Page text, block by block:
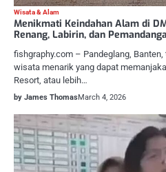
Wisata & Alam
Menikmati Keindahan Alam di
Renang, Labirin, dan
fishgraphy.com – Pandeglang,
wisata menarik yang dapat
Resort, atau lebih…
by James ThomasMarch 4, 2026